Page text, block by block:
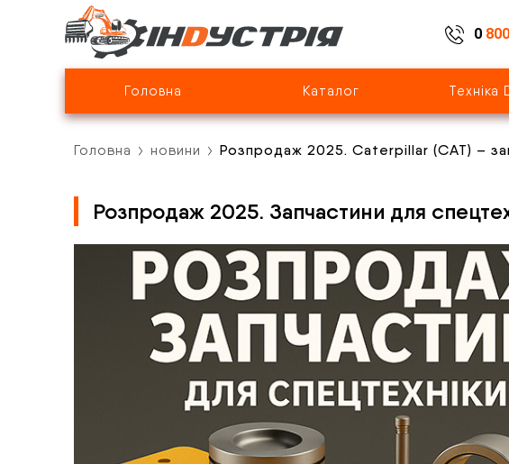
0 800
Головна Каталог Техніка
Головна новини Розпродаж 2025. Caterpillar (CAT) –
Розпродаж 2025. Запчастини для